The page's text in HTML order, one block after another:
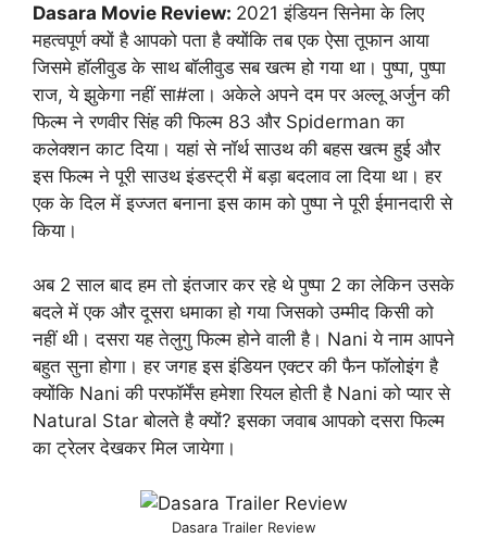
Dasara Movie Review: 2021 इंडियन सिनेमा के लिए
महत्वपूर्ण क्यों है आपको पता है क्योंकि तब एक ऐसा तूफान आया
जिसमे हॉलीवुड के साथ बॉलीवुड सब खत्म हो गया था। पुष्पा, पुष्पा
राज, ये झुकेगा नहीं सा#ला। अकेले अपने दम पर अल्लू अर्जुन की
फिल्म ने रणवीर सिंह की फिल्म 83 और Spiderman का
कलेक्शन काट दिया। यहां से नॉर्थ साउथ की बहस खत्म हुई और
इस फिल्म ने पूरी साउथ इंडस्ट्री में बड़ा बदलाव ला दिया था। हर
एक के दिल में इज्जत बनाना इस काम को पुष्पा ने पूरी ईमानदारी से
किया।
अब 2 साल बाद हम तो इंतजार कर रहे थे पुष्पा 2 का लेकिन उसके
बदले में एक और दूसरा धमाका हो गया जिसको उम्मीद किसी को
नहीं थी। दसरा यह तेलुगु फिल्म होने वाली है। Nani ये नाम आपने
बहुत सुना होगा। हर जगह इस इंडियन एक्टर की फैन फॉलोइंग है
क्योंकि Nani की परफॉर्मेंस हमेशा रियल होती है Nani को प्यार से
Natural Star बोलते है क्यों? इसका जवाब आपको दसरा फिल्म
का ट्रेलर देखकर मिल जायेगा।
Dasara Trailer Review